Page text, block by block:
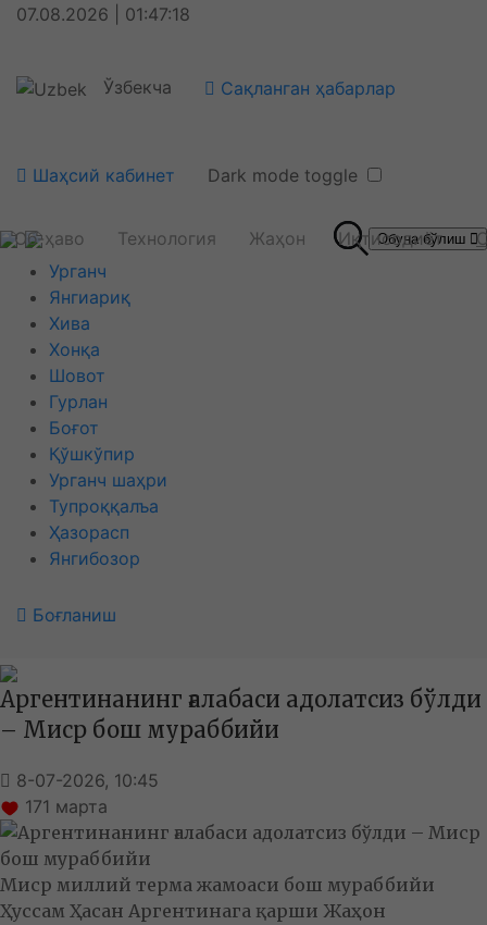
07.08.2026 | 01:47:19
Ўзбекча Сақланган ҳабарлар
Шаҳсий кабинет Dark mode toggle
Об-ҳаво Технология Жаҳон Иқтисодиёт
Обуна бўлиш
Урганч
Янгиариқ
Хива
Хонқа
Шовот
Гурлан
Боғот
Қўшкўпир
Урганч шаҳри
Тупроққалъа
Ҳазорасп
Янгибозор
Боғланиш
Аргентинанинг ғалабаси адолатсиз бўлди
– Миср бош мураббийи
8-07-2026, 10:45
171 марта
Миср миллий терма жамоаси бош мураббийи
Ҳуссам Ҳасан Аргентинага қарши Жаҳон